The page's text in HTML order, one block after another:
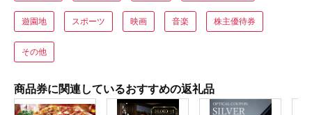
遊園地 スポーツ 映画 音楽 株主優待券
その他
商品券に関連しているおすすめの返礼品